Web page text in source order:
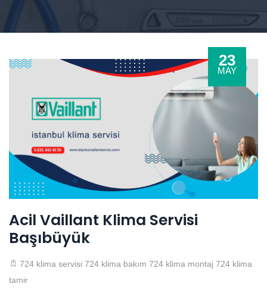
23
MAY
Acil Vaillant Klima Servisi
Başıbüyük
724 klima servisi 724 klima bakım 724 klima montaj 724 klima
tamir